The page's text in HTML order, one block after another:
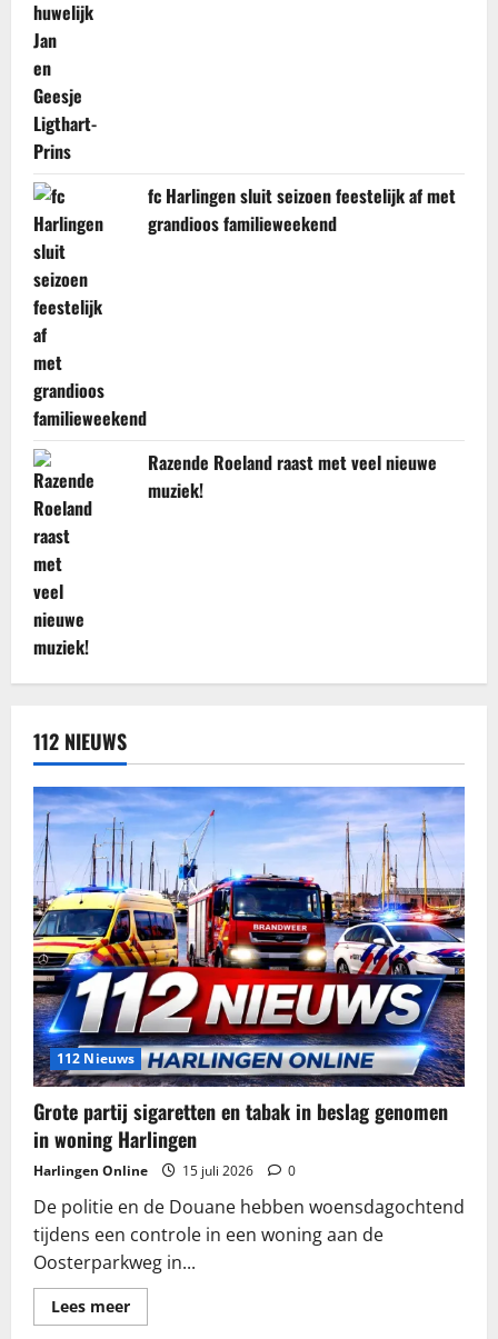
fc Harlingen sluit seizoen feestelijk af met
grandioos familieweekend
Razende Roeland raast met veel nieuwe
muziek!
112 NIEUWS
112 Nieuws
Grote partij sigaretten en tabak in beslag genomen
in woning Harlingen
Harlingen Online 15 juli 2026 0
De politie en de Douane hebben woensdagochtend
tijdens een controle in een woning aan de
Oosterparkweg in...
Lees meerLees
meer